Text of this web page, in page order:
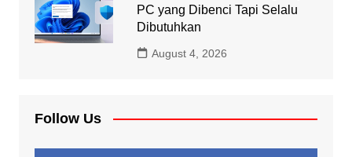
PC yang Dibenci Tapi Selalu
Dibutuhkan
August 4, 2026
Follow Us